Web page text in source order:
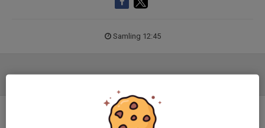
Samling 12:45
Ingen uppställning ifylld